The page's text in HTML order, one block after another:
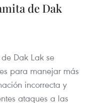
de Dak
Dak Lak se
para manejar más
incorrecta y
ataques a las